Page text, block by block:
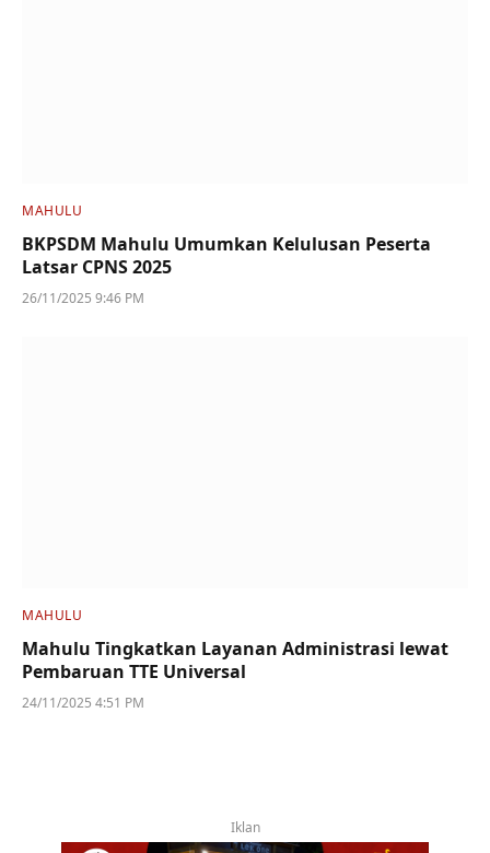
MAHULU
BKPSDM Mahulu Umumkan Kelulusan Peserta
Latsar CPNS 2025
26/11/2025 9:46 PM
MAHULU
Mahulu Tingkatkan Layanan Administrasi lewat
Pembaruan TTE Universal
24/11/2025 4:51 PM
Iklan